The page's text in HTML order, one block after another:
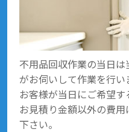
不用品回収作業の当日
がお伺いして作業を行い
お客様が当日にご希望す
お見積り金額以外の費
下さい。